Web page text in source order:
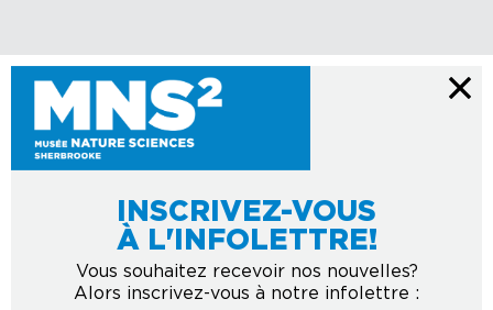
INSCRIVEZ-VOUS
À L'INFOLETTRE!
Vous souhaitez recevoir nos nouvelles?
Alors inscrivez-vous à notre infolettre :